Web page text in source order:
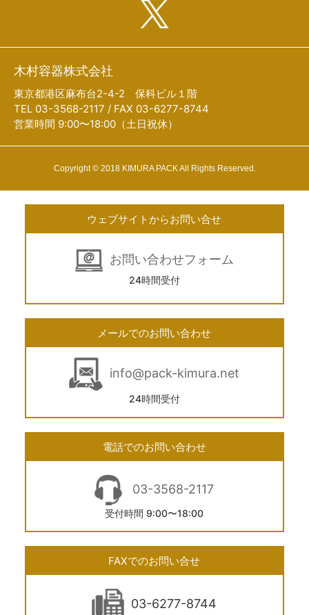
木村容器株式会社
東京都港区麻布台2-4-2 保科ビル１階
TEL 03-3568-2117 / FAX 03-6277-8744
営業時間 9:00〜18:00（土日祝休）
Copyright © 2018 KIMURA PACK All Rights Reserved.
ウェブサイトからお問い合せ
お問い合わせフォーム
24時間受付
メールでのお問い合わせ
info@pack-kimura.net
24時間受付
電話でのお問い合わせ
03-3568-2117
受付時間 9:00〜18:00
FAXでのお問い合せ
03-6277-8744